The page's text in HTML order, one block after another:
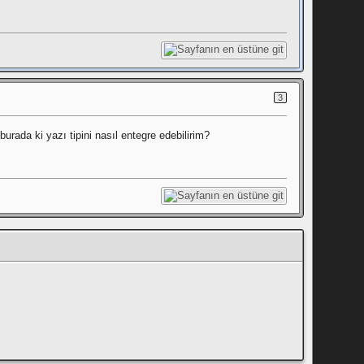
3
ki yazı tipini nasıl entegre edebilirim?